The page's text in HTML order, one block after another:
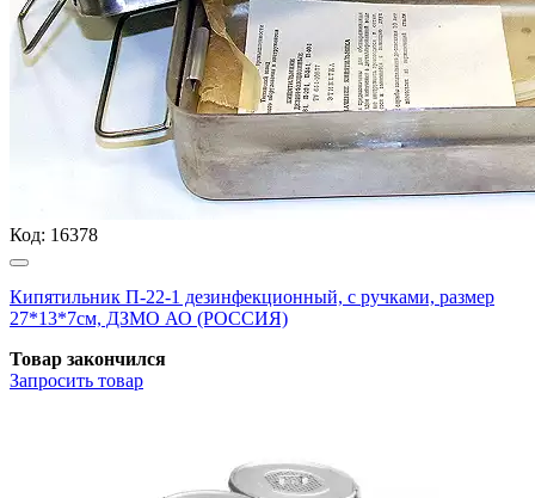
Код: 16378
Кипятильник П-22-1 дезинфекционный, с ручками, размер
27*13*7см, ДЗМО АО (РОССИЯ)
Товар закончился
Запросить товар